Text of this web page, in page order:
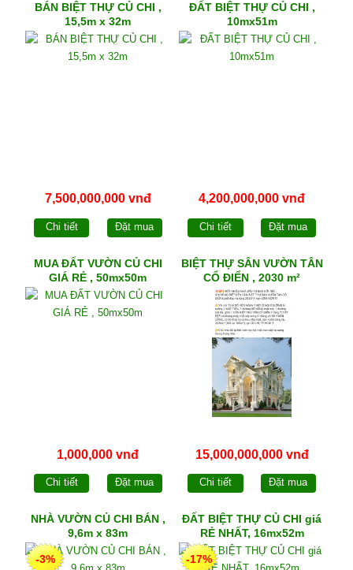
BÁN BIỆT THỰ CỦ CHI ,
15,5m x 32m
7,500,000,000 vnđ
Chi tiết Đặt mua
ĐẤT BIỆT THỰ CỦ CHI ,
10mx51m
4,200,000,000 vnđ
Chi tiết Đặt mua
MUA ĐẤT VƯỜN CỦ CHI
GIÁ RẺ , 50mx50m
1,000,000 vnđ
Chi tiết Đặt mua
BIỆT THỰ SÂN VƯỜN TÂN
CỔ ĐIỂN , 2030 m²
15,000,000,000 vnđ
Chi tiết Đặt mua
NHÀ VƯỜN CỦ CHI BÁN ,
9,6m x 83m
-3%
ĐẤT BIỆT THỰ CỦ CHI giá
RẺ NHẤT, 16mx52m
-17%